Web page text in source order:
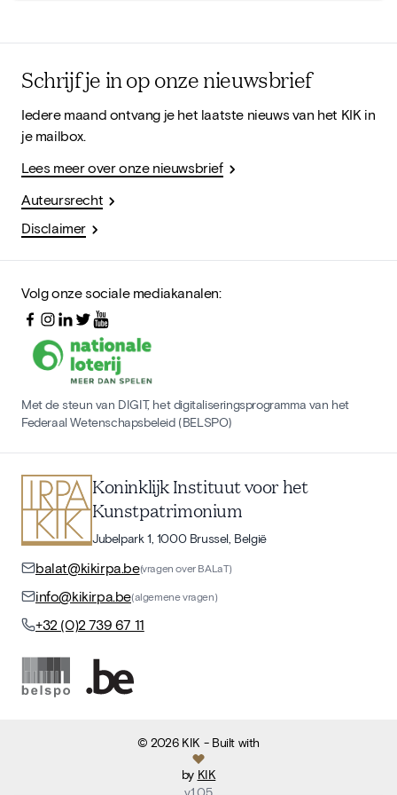
Schrijf je in op onze nieuwsbrief
Iedere maand ontvang je het laatste nieuws van het KIK in
je mailbox.
Lees meer over onze nieuwsbrief
Auteursrecht
Disclaimer
Volg onze sociale mediakanalen:
Met de steun van DIGIT, het digitaliseringsprogramma van het
Federaal Wetenschapsbeleid (BELSPO)
Koninklijk Instituut voor het
Kunstpatrimonium
Jubelpark 1, 1000 Brussel, België
balat@kikirpa.be(vragen over BALaT)
info@kikirpa.be(algemene vragen)
+32 (0)2 739 67 11
©2026 KIK - Built with
by KIK
v1.05